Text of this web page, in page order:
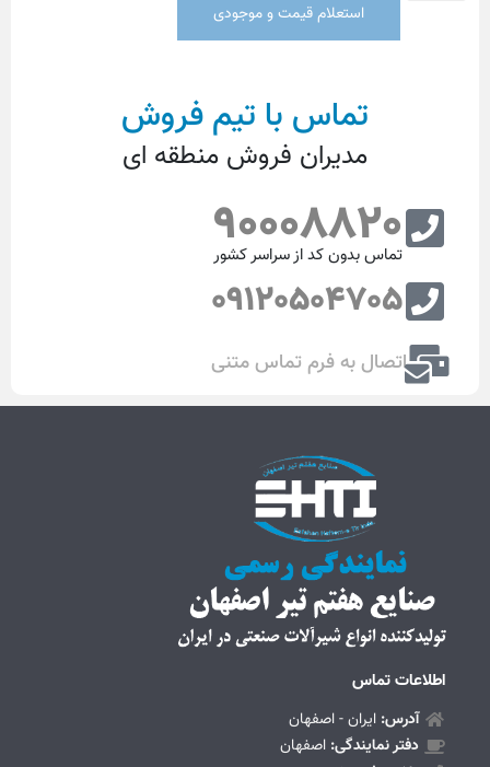
استعلام قیمت و موجودی
تماس با تیم فروش
مدیران فروش منطقه ای
90008820
تماس بدون کد از سراسر کشور
09120504705
اتصال به فرم تماس متنی
اطلاعات تماس
آدرس:ایران - اصفهان
دفتر نمایندگی: اصفهان